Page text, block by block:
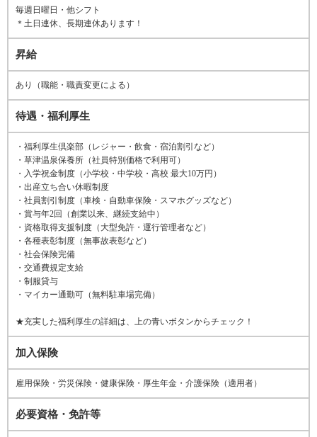
毎週日曜日・他シフト
＊土日連休、長期連休あります！
昇給
あり（職能・職責変更による）
待遇・福利厚生
・福利厚生倶楽部（レジャー・飲食・宿泊割引など）
・草津温泉保養所（社員特別価格で利用可）
・入学祝金制度（小学校・中学校・高校 最大10万円）
・出産立ち合い休暇制度
・社員割引制度（車検・自動車保険・スマホグッズなど）
・賞与年2回（創業以来、継続支給中）
・資格取得支援制度（大型免許・運行管理者など）
・各種表彰制度（無事故表彰など）
・社会保険完備
・交通費規定支給
・制服貸与
・マイカー通勤可（無料駐車場完備）
★充実した福利厚生の詳細は、上の青いボタンからチェック！
加入保険
雇用保険・労災保険・健康保険・厚生年金・介護保険（適用者）
必要資格・免許等